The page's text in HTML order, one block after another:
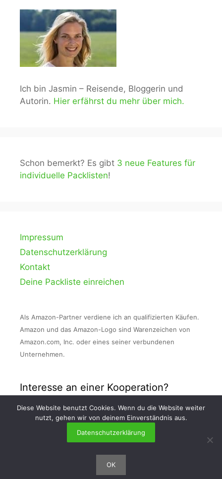
Ich bin Jasmin – Reisende, Bloggerin und
Autorin. Hier erfährst du mehr über mich.
Schon bemerkt? Es gibt 3 neue Features für
individuelle Packlisten!
Impressum
Datenschutzerklärung
Kontakt
Deine Packliste einreichen
Als Amazon-Partner verdiene ich an qualifizierten Käufen.
Amazon und das Amazon-Logo sind Warenzeichen von
Amazon.com, Inc. oder eines seiner verbundenen
Unternehmen.
Interesse an einer Kooperation?
Nimm Kontakt zu mir auf und schreibe mir
eine E-Mail an info [at] packlisten . org!
© 2026 Packlisten.org
Diese Website benutzt Cookies. Wenn du die Website weiter
nutzt, gehen wir von deinem Einverständnis aus.
Datenschutzerklärung
OK